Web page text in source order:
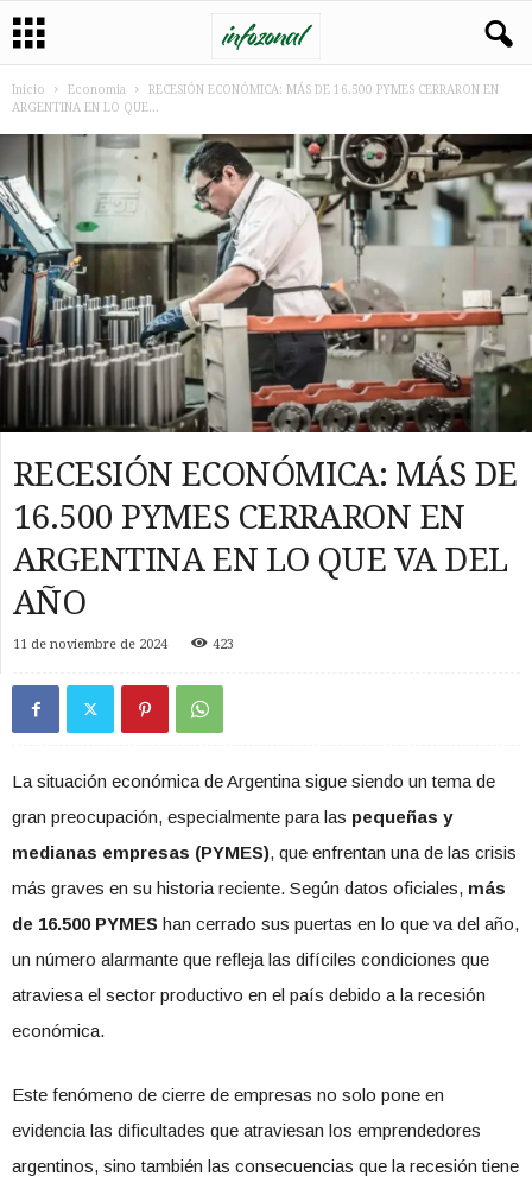
Inicio Economia
RECESIÓN ECONÓMICA: MÁS DE 16.500 PYMES CERRARON EN
ARGENTINA EN LO QUE...
RECESIÓN ECONÓMICA: MÁS DE
16.500 PYMES CERRARON EN
ARGENTINA EN LO QUE VA DEL
AÑO
11 de noviembre de 2024 423
La situación económica de Argentina sigue siendo un tema de
gran preocupación, especialmente para las pequeñas y
medianas empresas (PYMES), que enfrentan una de las crisis
más graves en su historia reciente. Según datos oficiales, más
de 16.500 PYMES han cerrado sus puertas en lo que va del año,
un número alarmante que refleja las difíciles condiciones que
atraviesa el sector productivo en el país debido a la recesión
económica.
Este fenómeno de cierre de empresas no solo pone en
evidencia las dificultades que atraviesan los emprendedores
argentinos, sino también las consecuencias que la recesión tiene